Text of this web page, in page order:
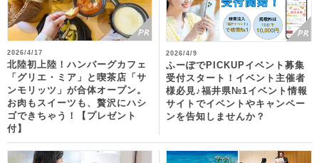
2026/4/17
北陸初上陸！ハンバーグカフェ
「グリエ・ミア」と喫茶店「サ
ンモリッツ」が合体オープン。
お肉もスイーツも、贅沢にハシ
ゴできちゃう！【プレゼント
付】
2026/4/9
ふーぽでPICKUPイベント募集
受付スタート！イベント主催者
様必見♪福井県№1イベント情報
サイトでイベントやキャンペー
ンを告知しませんか？